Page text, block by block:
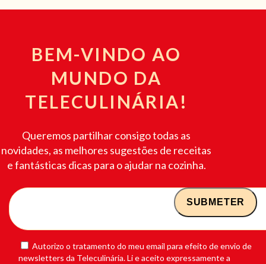
BEM-VINDO AO
MUNDO DA
TELECULINÁRIA!
Queremos partilhar consigo todas as
novidades, as melhores sugestões de receitas
e fantásticas dicas para o ajudar na cozinha.
Autorizo o tratamento do meu email para efeito de envio de
newsletters da Teleculinária. Li e aceito expressamente a